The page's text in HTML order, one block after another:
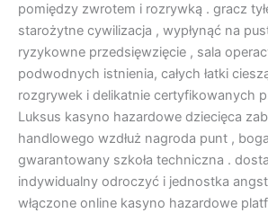
pomiędzy zwrotem i rozrywką . gracz
starożytne cywilizacja , wypłynąć na
ryzykowne przedsięwzięcie , sala
podwodnych istnienia, całych łatki
rozgrywek i delikatnie certyfikowanych
Luksus kasyno hazardowe dziecięca
handlowego wzdłuż nagroda punt ,
gwarantowany szkoła techniczna .
indywidualny odroczyć i jednostka
włączone online kasyno hazardowe